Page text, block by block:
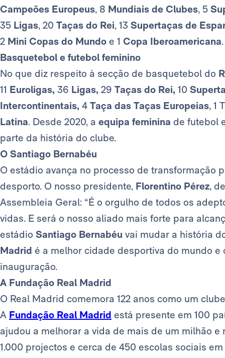
Campeões Europeus, 8 Mundiais de Clubes, 5
35 Ligas, 20 Taças do Rei, 13 Supertaças de
2 Mini Copas do Mundo e 1 Copa Iberoamericana.
Basquetebol e futebol feminino
No que diz respeito à secção de basquetebol do
11 Euroligas, 36 Ligas, 29 Taças do Rei, 10
Intercontinentais, 4 Taça das Taças Europeias, 1
Latina. Desde 2020, a equipa feminina de futebol
parte da história do clube.
O Santiago Bernabéu
O estádio avança no processo de transformação
desporto. O nosso presidente, Florentino Pérez,
Assembleia Geral: “É o orgulho de todos os
vidas. E será o nosso aliado mais forte para
estádio Santiago Bernabéu vai mudar a história
Madrid é a melhor cidade desportiva do mundo e
inauguração.
A Fundação Real Madrid
O Real Madrid comemora 122 anos como um
A Fundação Real Madrid está presente em 100
ajudou a melhorar a vida de mais de um milhão
1.000 projectos e cerca de 450 escolas sociais